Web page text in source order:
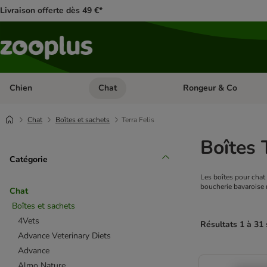
Livraison offerte dès 49 €*
Chien Dérouler les catégories: Chien
Chat Dérouler les catégories:
Rongeur & Co
Chat Boîtes et sachets Terra Felis
Catégorie
Chat
Boîtes et sachets
4Vets
Advance Veterinary Diets
Advance
Boîtes
Les boîtes pour
boucherie
Résultats 1 à 31